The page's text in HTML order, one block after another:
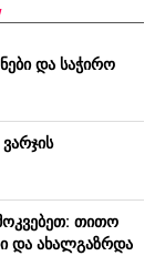
და საჭირო
თითო
და ახალგაზრდა